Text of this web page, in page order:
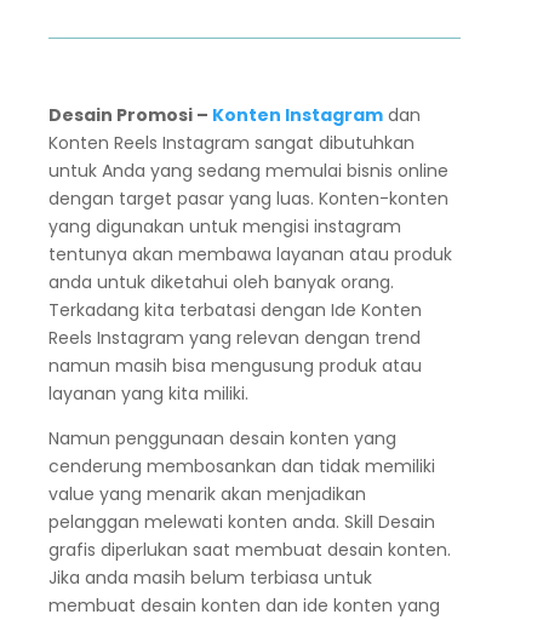
Desain Promosi – Konten Instagramdan
Konten Reels Instagram sangat dibutuhkan
untuk Anda yang sedang memulai bisnis online
dengan target pasar yang luas. Konten-konten
yang digunakan untuk mengisi instagram
tentunya akan membawa layanan atau produk
anda untuk diketahui oleh banyak orang.
Terkadang kita terbatasi dengan Ide Konten
Reels Instagram yang relevan dengan trend
namun masih bisa mengusung produk atau
layanan yang kita miliki.
Namun penggunaan desain konten yang
cenderung membosankan dan tidak memiliki
value yang menarik akan menjadikan
pelanggan melewati konten anda. Skill Desain
grafis diperlukan saat membuat desain konten.
Jika anda masih belum terbiasa untuk
membuat desain konten dan ide konten yang